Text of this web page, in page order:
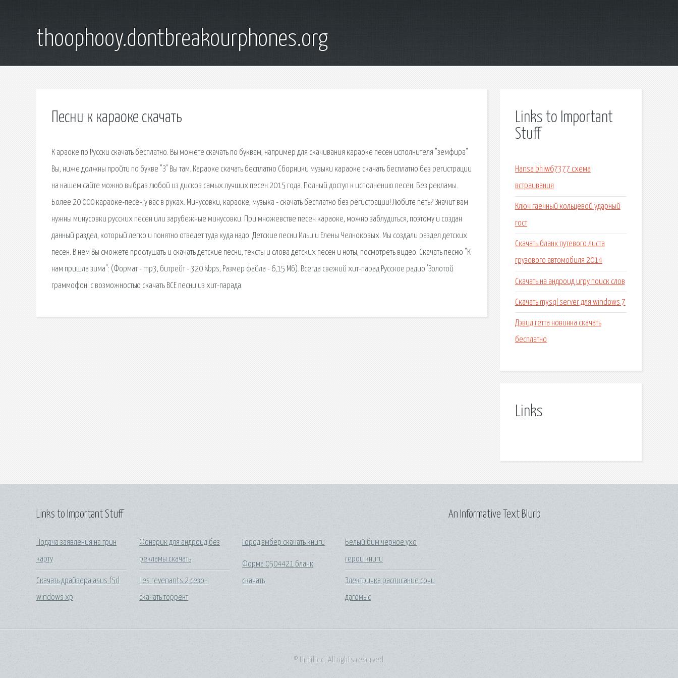
thoophooy.dontbreakourphones.org
Песни к караоке скачать
К араоке по Русски скачать бесплатно. Вы можете скачать по буквам, например для скачивания караоке песен исполнителя "земфира"
Вы, ниже должны пройти по букве "З" Вы там. Караоке скачать бесплатно Сборники музыки караоке скачать бесплатно без регистрации
на нашем сайте можно выбрав любой из дисков самых лучших песен 2015 года. Полный доступ к исполнению песен. Без рекламы.
Более 20 000 караоке-песен у вас в руках. Минусовки, караоке, музыка - скачать бесплатно без регистрации! Любите петь? Значит вам
нужны минусовки русских песен или зарубежные минусовки. При множевстве песен караоке, можно заблудиться, поэтому и создан
данный раздел, который легко и понятно отведет туда куда надо. Детские песни Ильи и Елены Челноковых. Мы создали раздел детских
песен. В нем Вы сможете прослушать и скачать детские песни, тексты и слова детских песен и ноты, посмотреть видео. Скачать песню "К
нам пришла зима": (Формат - mp3, битрейт - 320 kbps, Размер файла - 6,15 Мб). Всегда свежий хит-парад Русское радио 'Золотой
граммофон' с возможностью скачать ВСЕ песни из хит-парада.
Links to Important
Stuff
Hansa bhiw67377 схема
встраивания
Ключ гаечный кольцевой ударный
гост
Скачать бланк путевого листа
грузового автомобиля 2014
Скачать на андроид игру поиск слов
Скачать mysql server для windows 7
Дэвид гетта новинка скачать
бесплатно
Links
Links to Important Stuff
Подача заявления на грин
карту
Скачать драйвера asus f5rl
windows xp
Фонарик для андроид без
рекламы скачать
Les revenants 2 сезон
скачать торрент
Город эмбер скачать книги
Форма 0504421 бланк
скачать
Белый бим черное ухо
герои книги
Электричка расписание сочи
дагомыс
An Informative Text Blurb
© Untitled. All rights reserved.